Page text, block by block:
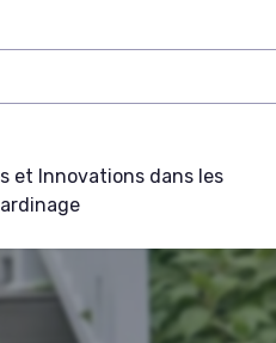
et Innovations dans les